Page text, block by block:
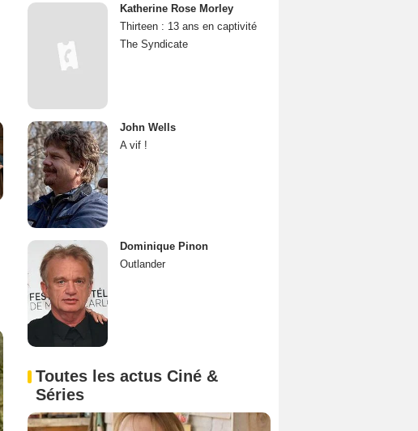
Katherine Rose Morley
Thirteen : 13 ans en captivité
The Syndicate
John Wells
A vif !
Dominique Pinon
Outlander
Toutes les actus Ciné &
Séries